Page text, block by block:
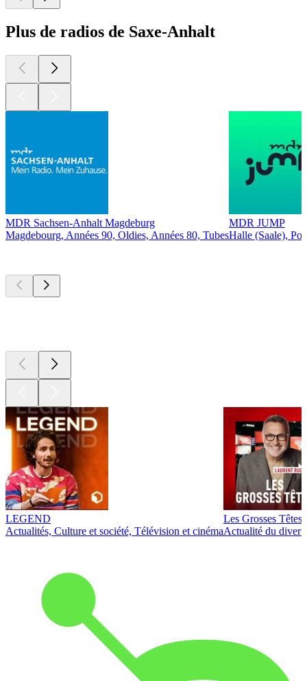
Plus de radios de Saxe-Anhalt
MDR Sachsen-Anhalt Magdeburg
Magdebourg, Années 90, Oldies, Années 80, Tubes
MDR JUMP
Halle (Saale), Pop
LEGEND
Actualités, Culture et société, Télévision et cinéma
Les Grosses Têtes
Actualité du